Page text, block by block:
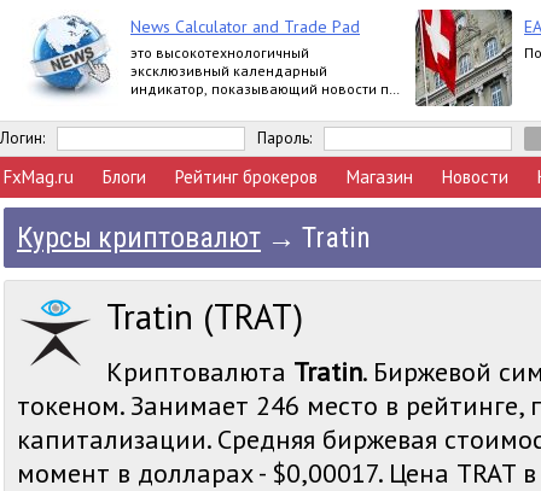
News Calculator and Trade Pad
это высокотехнологичный
эксклюзивный календарный
индикатор, показывающий новости по
многопрофильная торговая панель.
Логин: Пароль:
FxMag.ru Блоги Рейтинг брокеров Магазин Новости
Курсы криптовалют → Tratin
Tratin (TRAT)
Криптовалюта Tratin. Биржевой
токеном. Занимает 246 место в
капитализации. Средняя биржевая
момент в долларах - $0,00017. Цена TRAT